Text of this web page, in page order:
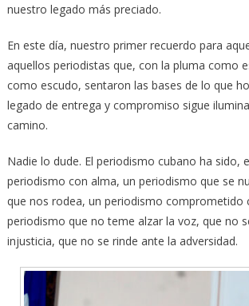
nuestro legado más preciado.
En este día, nuestro primer recuerdo para
aquellos periodistas que, con la pluma como
como escudo, sentaron las bases de lo que
legado de entrega y compromiso sigue
camino.
Nadie lo dude. El periodismo cubano ha sido,
periodismo con alma, un periodismo que se
que nos rodea, un periodismo comprometido
periodismo que no teme alzar la voz, que no
injusticia, que no se rinde ante la adversidad.